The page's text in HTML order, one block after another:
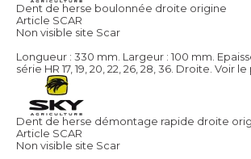
Dent de herse boulonnée droite origine
Article SCAR
Non visible site Scar
Longueur : 330 mm. Largeur : 100 mm.
série HR 17, 19, 20, 22, 26, 28, 36. Droite. Voir le
Dent de herse démontage rapide droite
Article SCAR
Non visible site Scar